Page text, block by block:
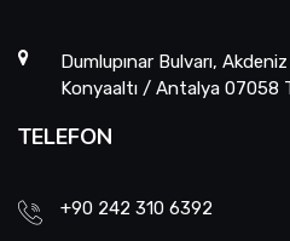
Dumlupınar Bulvarı,
Konyaaltı / Antalya 07058
TELEFON
+90 242 310 6392